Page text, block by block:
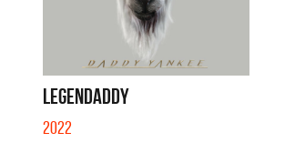
LEGENDADDY
2022
La Muela y Sus Amigos
QUE NO SE MUELA LA MUELA - SINGLE